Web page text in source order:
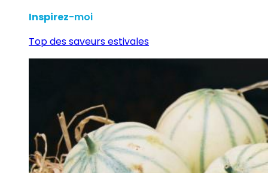
Inspirez-moi
Top des saveurs estivales